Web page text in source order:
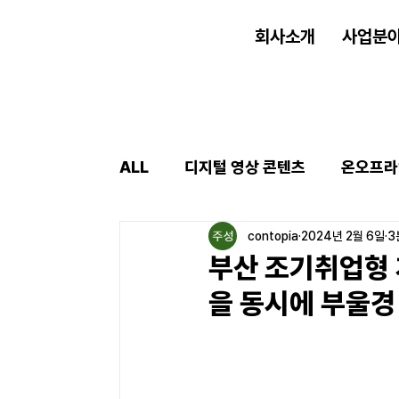
회사소개 사업분
ALL 디지털 영상 콘텐츠 온오프
부산 조기취업
을 동시에 부울
contopia 2024년 2월 6일 3